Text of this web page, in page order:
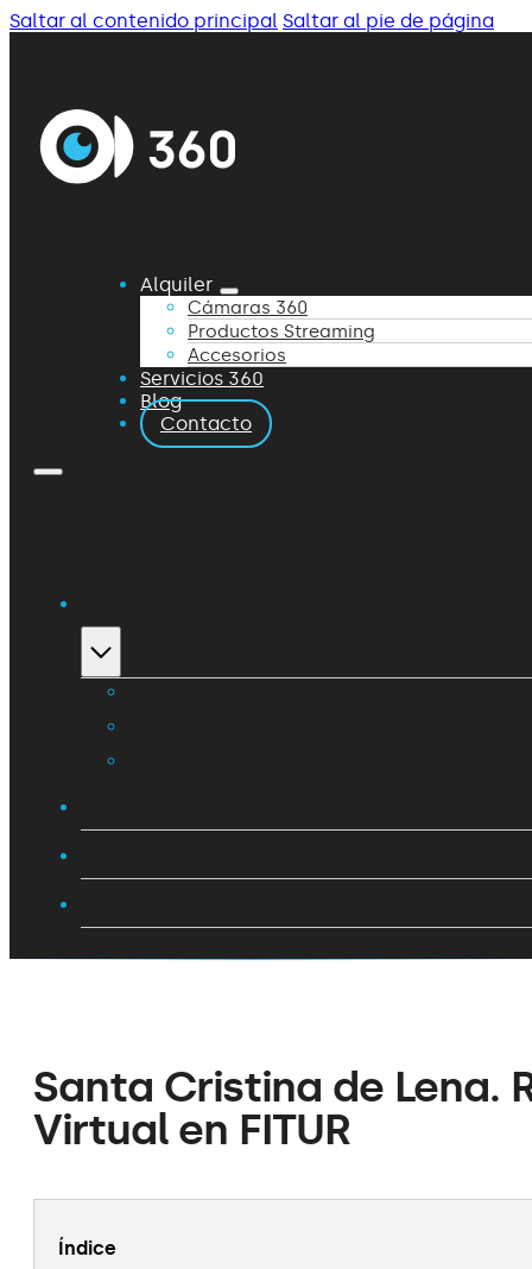
Saltar al contenido principal Saltar al pie de página
Alquiler
Cámaras 360
Productos Streaming
Accesorios
Servicios 360
Blog
Contacto
Santa Cristina de Lena.
Virtual en FITUR
Índice